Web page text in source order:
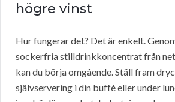
högre vinst
Hur fungerar det? Det är enkelt.
sockerfria stilldrinkkoncentrat från
kan du börja omgående. Ställ fram
självservering i din buffé eller under